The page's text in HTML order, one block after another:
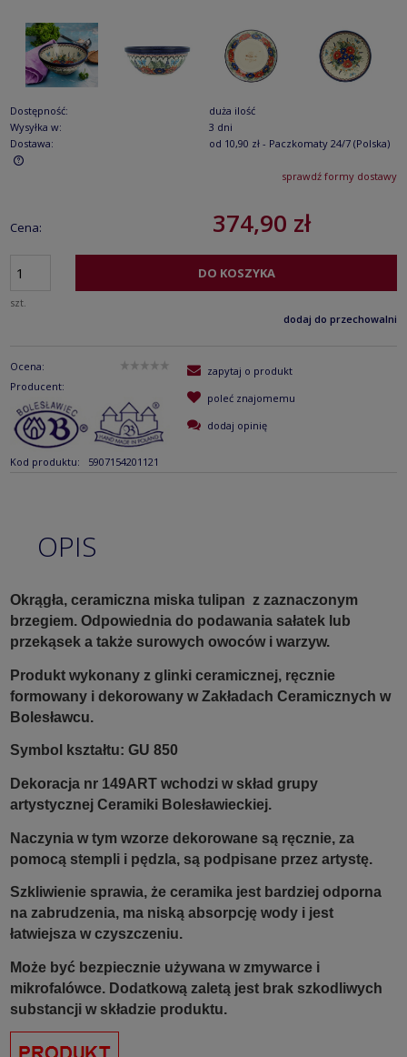
Dostępność:
duża ilość
Wysyłka w:
3 dni
Dostawa:
od 10,90 zł - Paczkomaty 24/7 (Polska)
Cena nie zawiera ewentualnych kosztów płatnościsprawdź formy dostawy
Cena: 374,90 zł
szt.
DO KOSZYKA
dodaj do przechowalni
Ocena:
Producent:
Kod produktu: 5907154201121
zapytaj o produkt
poleć znajomemu
dodaj opinię
OPIS
Okrągła, ceramiczna miska tulipan z zaznaczonym
brzegiem. Odpowiednia do podawania sałatek lub
przekąsek a także surowych owoców i warzyw.
Produkt wykonany z glinki ceramicznej, ręcznie
formowany i dekorowany w Zakładach Ceramicznych w
Bolesławcu.
Symbol kształtu: GU 850
Dekoracja nr 149ART wchodzi w skład grupy
artystycznej Ceramiki Bolesławieckiej.
Naczynia w tym wzorze dekorowane są ręcznie, za
pomocą stempli i pędzla, są podpisane przez artystę.
Szkliwienie sprawia, że ceramika jest bardziej odporna
na zabrudzenia, ma niską absorpcję wody i jest
łatwiejsza w czyszczeniu.
Może być bezpiecznie używana w zmywarce i
mikrofalówce. Dodatkową zaletą jest brak szkodliwych
substancji w składzie produktu.